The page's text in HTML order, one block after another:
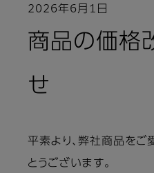
2026年6月1日
商品の価格
せ
平素より、弊社商品をご
とうございます。